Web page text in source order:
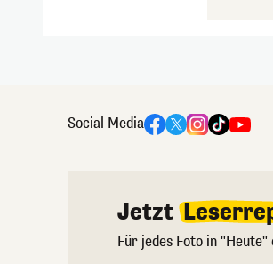
Social Media
Jetzt
Für jedes Foto in